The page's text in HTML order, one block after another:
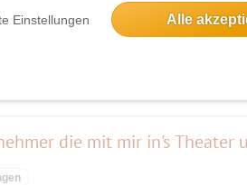
Einstellungen Alle
mit Michael Bienert